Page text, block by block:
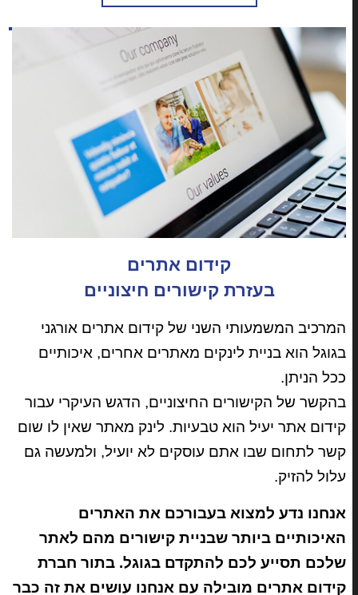
קידום אתרים
בעזרת קישורים חיצוניים
המרכיב המשמעותי השני של קידום אתרים אורגני
בגוגל הוא בניית לינקים מאתרים אחרים, איכותיים
ככל הניתן.
בהקשר של הקישורים החיצוניים, הדגש העיקרי עבור
קידום אתר יעיל הוא טבעיות. לינק מאתר שאין לו שום
קשר לתחום שבו אתם עוסקים לא יועיל, ולמעשה גם
עלול להזיק.
אנחנו נדע למצוא בעבורכם את האתרים
האיכותיים ביותר שבניית קישורים מהם לאתר
שלכם תסייע לכם להתקדם בגוגל. בתור חברת
קידום אתרים מובילה עם אנחנו עושים את זה כבר